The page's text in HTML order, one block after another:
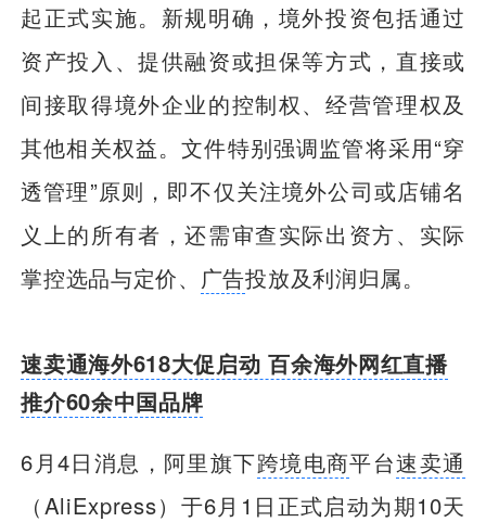
起正式实施。新规明确，境外投资包括通过
资产投入、提供融资或担保等方式，直接或
间接取得境外企业的控制权、经营管理权及
其他相关权益。文件特别强调监管将采用“穿
透管理”原则，即不仅关注境外公司或店铺名
义上的所有者，还需审查实际出资方、实际
掌控选品与定价、 广告投放及利润归属。
速卖通海外618大促启动 百余海外网红直播
推介60余中国品牌
6月4日消息，阿里旗下跨境电商平台速卖通
（AliExpress）于6月1日正式启动为期10天